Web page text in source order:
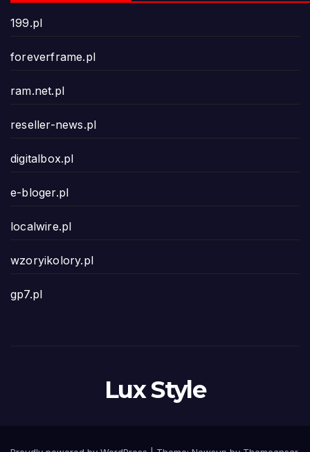
199.pl
foreverframe.pl
ram.net.pl
reseller-news.pl
digitalbox.pl
e-bloger.pl
localwire.pl
wzoryikolory.pl
gp7.pl
Lux Style